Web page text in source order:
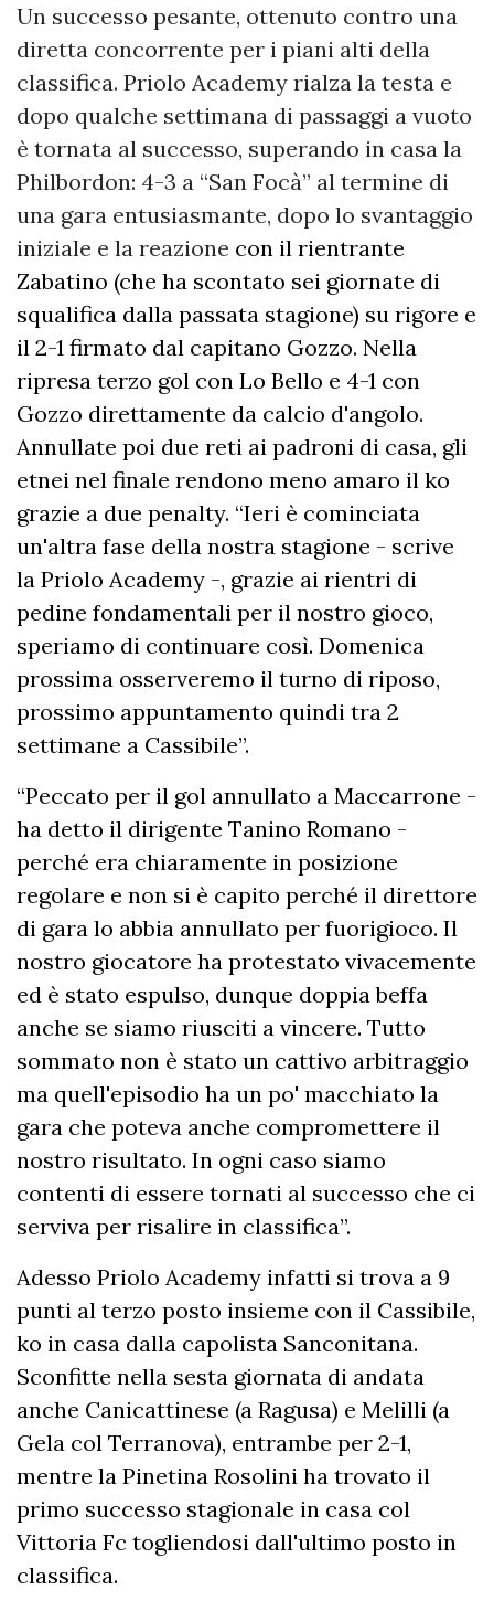
Un successo pesante, ottenuto contro una
diretta concorrente per i piani alti della
classifica. Priolo Academy rialza la testa e
dopo qualche settimana di passaggi a vuoto
è tornata al successo, superando in casa la
Philbordon: 4-3 a “San Focà” al termine di
una gara entusiasmante, dopo lo svantaggio
iniziale e la reazione con il rientrante
Zabatino (che ha scontato sei giornate di
squalifica dalla passata stagione) su rigore e
il 2-1 firmato dal capitano Gozzo. Nella
ripresa terzo gol con Lo Bello e 4-1 con
Gozzo direttamente da calcio d'angolo.
Annullate poi due reti ai padroni di casa, gli
etnei nel finale rendono meno amaro il ko
grazie a due penalty. “Ieri è cominciata
un'altra fase della nostra stagione - scrive
la Priolo Academy -, grazie ai rientri di
pedine fondamentali per il nostro gioco,
speriamo di continuare così. Domenica
prossima osserveremo il turno di riposo,
prossimo appuntamento quindi tra 2
settimane a Cassibile”.
“Peccato per il gol annullato a Maccarrone -
ha detto il dirigente Tanino Romano -
perché era chiaramente in posizione
regolare e non si è capito perché il direttore
di gara lo abbia annullato per fuorigioco. Il
nostro giocatore ha protestato vivacemente
ed è stato espulso, dunque doppia beffa
anche se siamo riusciti a vincere. Tutto
sommato non è stato un cattivo arbitraggio
ma quell'episodio ha un po' macchiato la
gara che poteva anche compromettere il
nostro risultato. In ogni caso siamo
contenti di essere tornati al successo che ci
serviva per risalire in classifica”.
Adesso Priolo Academy infatti si trova a 9
punti al terzo posto insieme con il Cassibile,
ko in casa dalla capolista Sanconitana.
Sconfitte nella sesta giornata di andata
anche Canicattinese (a Ragusa) e Melilli (a
Gela col Terranova), entrambe per 2-1,
mentre la Pinetina Rosolini ha trovato il
primo successo stagionale in casa col
Vittoria Fc togliendosi dall'ultimo posto in
classifica.